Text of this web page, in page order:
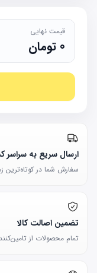
قیمت نهایی
0 تومان
ارسال سریع به سراسر
سفارش شما در کوتاه‌ترین
تضمین اصالت کالا
تمام محصولات از